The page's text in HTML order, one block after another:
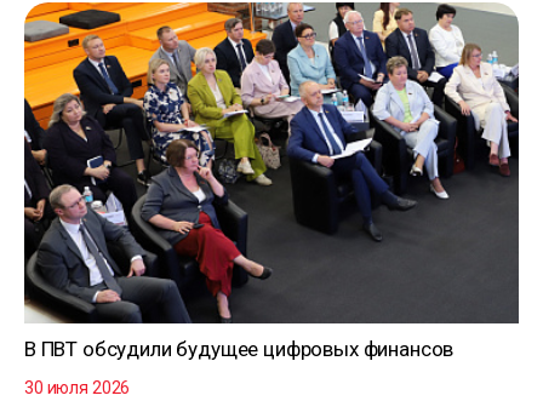
В ПВТ обсудили будущее цифровых финансов
30 июля 2026